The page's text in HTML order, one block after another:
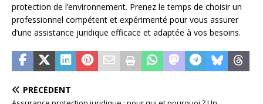
protection de l’environnement. Prenez le temps de choisir un
professionnel compétent et expérimenté pour vous assurer
d’une assistance juridique efficace et adaptée à vos besoins.
PRÉCÉDENT